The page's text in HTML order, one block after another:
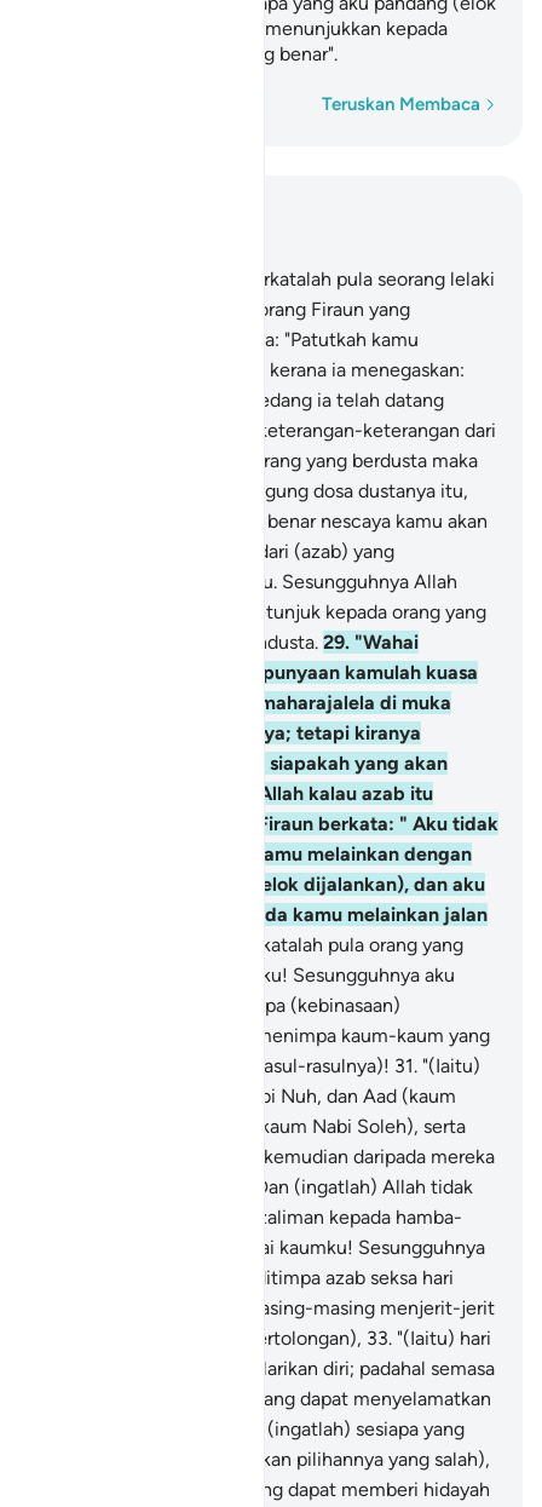
dijalankan), dan aku tidak menunjukkan kepada
kamu melainkan jalan yang benar".
Teruskan Membaca
Dan (pada saat itu) berkatalah pula seorang lelaki
yang beriman dari orang-orang Firaun yang
menyembunyikan imannya: "Patutkah kamu
membunuh seorang lelaki kerana ia menegaskan:
`Tuhanku ialah Allah? ' - sedang ia telah datang
kepada kamu membawa keterangan-keterangan dari
Tuhan kamu? Kalau ia seorang yang berdusta maka
dia lah yang akan menanggung dosa dustanya itu,
dan kalau ia seorang yang benar nescaya kamu akan
ditimpa oleh sebahagian dari (azab) yang
dijanjikannya kepada kamu. Sesungguhnya Allah
tidak memberi hidayah petunjuk kepada orang yang
melampaui batas, lagi pendusta. 29. "Wahai
kaumku! Pada hari ini kepunyaan kamulah kuasa
memerintah dengan bermaharajalela di muka
bumi (Mesir dan sekitarnya; tetapi kiranya
keadaan bertukar) maka siapakah yang akan
membela kita dari azab Allah kalau azab itu
datang menimpa kita?" Firaun berkata: " Aku tidak
mengesyorkan kepada kamu melainkan dengan
apa yang aku pandang (elok dijalankan), dan aku
tidak menunjukkan kepada kamu melainkan jalan
Dan berkatalah pula orang yang
beriman itu: "Wahai kaumku! Sesungguhnya aku
bimbang kamu akan ditimpa (kebinasaan)
sebagaimana yang telah menimpa kaum-kaum yang
bergabung (menentang Rasul-rasulnya)! 31. "(Iaitu)
seperti keadaan kaum Nabi Nuh, dan Aad (kaum
Nabi Hud), dan Thamud (kaum Nabi Soleh), serta
orang-orang yang datang kemudian daripada mereka
(seperti kaum Nabi Lut). Dan (ingatlah) Allah tidak
menghendaki berbuat kezaliman kepada hamba-
"Dan, wahai kaumku! Sesungguhnya
aku bimbang kamu akan ditimpa azab seksa hari
(kiamat) yang padanya masing-masing menjerit-jerit
memanggil (memohon pertolongan), 33. "(Iaitu) hari
kamu berpaling undur melarikan diri; padahal semasa
itu tidak ada sesiapapun yang dapat menyelamatkan
kamu dari azab Allah. Dan (ingatlah) sesiapa yang
disesatkan Allah (disebabkan pilihannya yang salah),
maka tiada sesiapapun yang dapat memberi hidayah